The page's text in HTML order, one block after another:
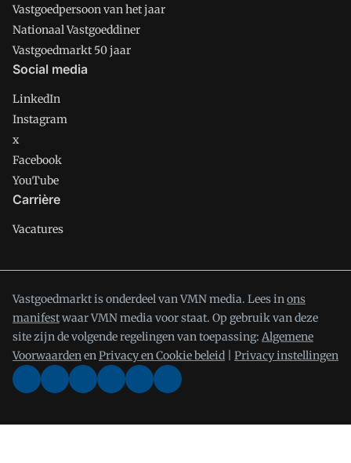
Vastgoedpersoon van het jaar
Nationaal Vastgoeddiner
Vastgoedmarkt 50 jaar
Social media
LinkedIn
Instagram
x
Facebook
YouTube
Carrière
Vacatures
Vastgoedmarkt is onderdeel van VMN media. Lees inons
manifestwaar VMN media voor staat. Op gebruik van deze
site zijn de volgende regelingen van toepassing: Algemene
VoorwaardenenPrivacy en Cookie beleid Privacy instellingen